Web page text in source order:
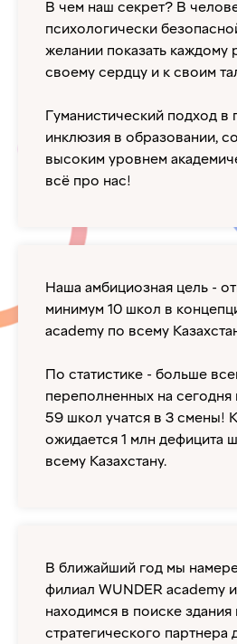
В чем наш секрет? В
психологически
желании показать каждому
своему сердцу и к своим
Гуманистический подход в
инклюзия в образовании,
высоким уровнем
всё про нас!
Наша амбициозная цель -
минимум 10 школ в
academy по всему
По статистике - больше
переполненных на сегодня
59 школ учатся в 3 смены!
ожидается 1 млн дефицита
всему Казахстану.
В ближайший год мы
филиал WUNDER academy
находимся в поиске здания
стратегического партнера